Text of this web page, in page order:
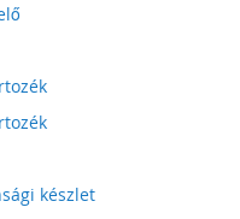
készlet